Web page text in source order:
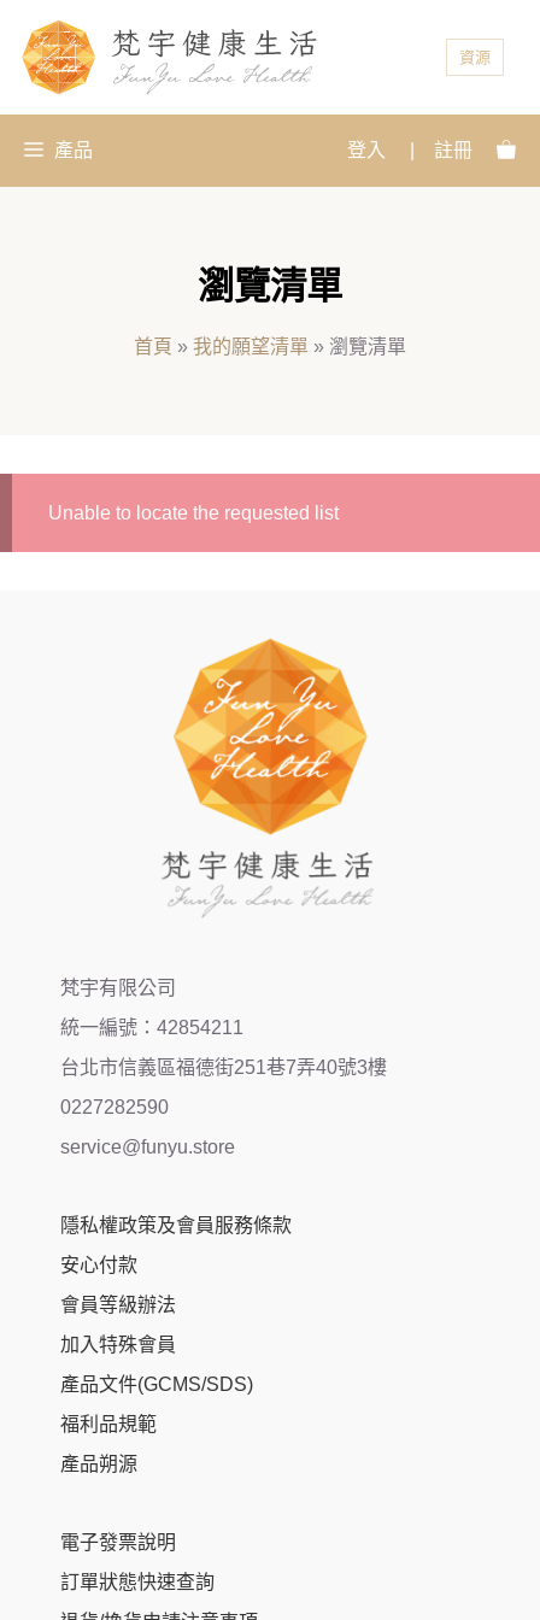
資源
產品 登入 註冊
瀏覽清單
首頁 » 我的願望清單 » 瀏覽清單
Unable to locate the requested list
梵宇有限公司
統一編號：42854211
台北市信義區福德街251巷7弄40號3樓
0227282590
service@funyu.store
隱私權政策及會員服務條款
安心付款
會員等級辦法
加入特殊會員
產品文件(GCMS/SDS)
福利品規範
產品朔源
電子發票說明
訂單狀態快速查詢